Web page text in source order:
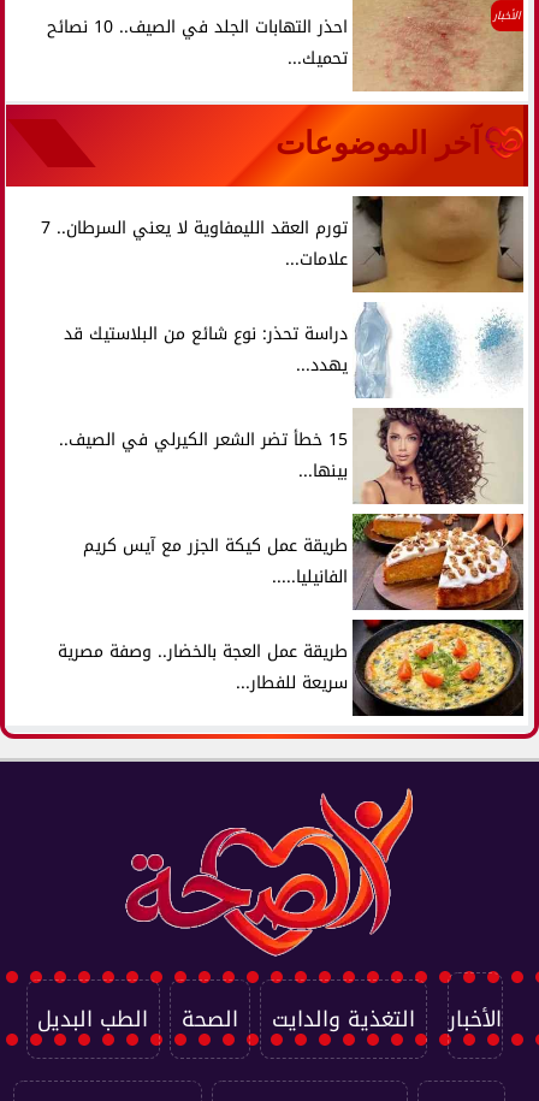
الأخبار
احذر التهابات الجلد في الصيف.. 10 نصائح
تحميك...
آخر الموضوعات
تورم العقد الليمفاوية لا يعني السرطان.. 7
علامات...
دراسة تحذر: نوع شائع من البلاستيك قد
يهدد...
15 خطأ تضر الشعر الكيرلي في الصيف..
بينها...
طريقة عمل كيكة الجزر مع آيس كريم
الفانيليا.....
طريقة عمل العجة بالخضار.. وصفة مصرية
سريعة للفطار...
الأخبار التغذية والدايت الصحة الطب البديل